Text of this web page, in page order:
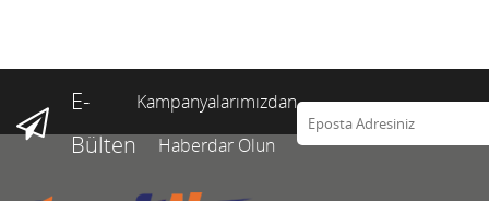
E-
Bülten
Kampanyalarımızdan
Haberdar Olun